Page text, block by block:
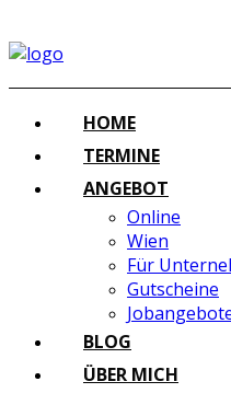
HOME
TERMINE
ANGEBOT
Online
Wien
Für
Gutscheine
BLOG
ÜBER MICH